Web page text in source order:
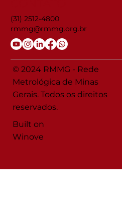
(31) 2512-4800
rmmg@rmmg.org.br
© 2024 RMMG - Rede
Metrológica de Minas
Gerais. Todos os direitos
reservados.
Built on
Winove